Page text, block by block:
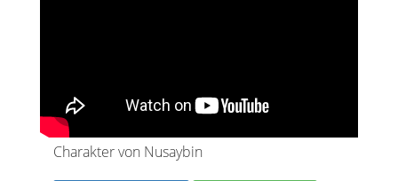
Charakter von Nusaybin